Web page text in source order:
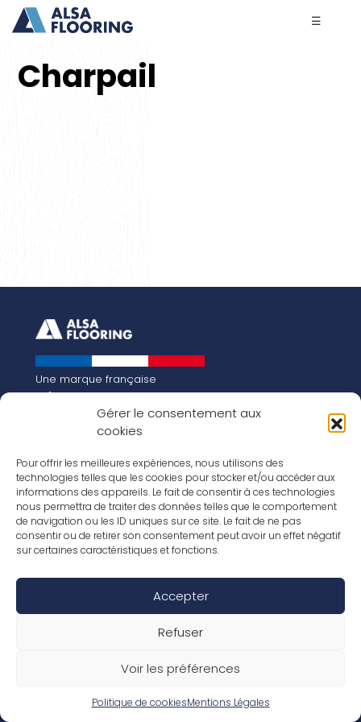
Gérer le consentement aux
cookies
Pour offrir les meilleures expériences, nous utilisons des
technologies telles que les cookies pour stocker et/ou accéder aux
informations des appareils. Le fait de consentir à ces technologies
nous permettra de traiter des données telles que le comportement
de navigation ou les ID uniques sur ce site. Le fait de ne pas
consentir ou de retirer son consentement peut avoir un effet négatif
sur certaines caractéristiques et fonctions.
Accepter
Refuser
Voir les préférences
Politique de cookiesMentions Légales
☰
Charpail
Une marque française
Qui sommes-nous
Notre histoire
Les chiffres clés
FR
EN
Nos revêtements
Nos Stratifiés
Nos accessoires
Nos parquets
Conditions de garantie
Déclaration de performance
Politique de confidentialité